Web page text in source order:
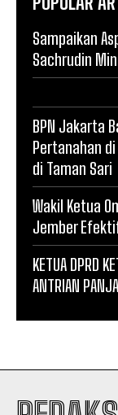
Sampaikan
Sachrudin
BPN Jakarta
Pertanahan
di Taman Sari
Wakil Ketua
Jember
KETUA DPRD
ANTRIAN